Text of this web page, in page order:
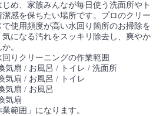
め、家族みんなが毎日使う洗面所やト
感を保ちたい場所です。プロのクリー
使用頻度が高い水回り箇所のお掃除を
になる汚れをスッキリ除去し、爽やか
。
りクリーニングの作業範囲
気扇 / お風呂 / トイレ / 洗面所
気扇 / お風呂 / トイレ
気扇 / お風呂
気扇
範囲」になります。